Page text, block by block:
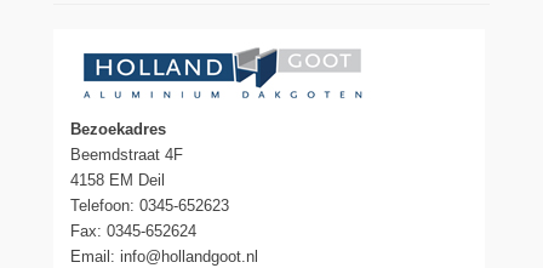
Bezoekadres
Beemdstraat 4F
4158 EM Deil
Telefoon: 0345-652623
Fax: 0345-652624
Email: info@hollandgoot.nl